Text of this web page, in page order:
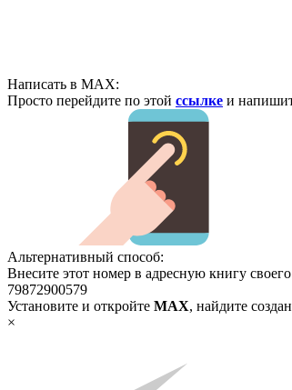
Написать в MAX:
Просто перейдите по этой ссылке и
Альтернативный способ:
Внесите этот номер в адресную книгу
79872900579
Установите и откройте MAX, найдите
×